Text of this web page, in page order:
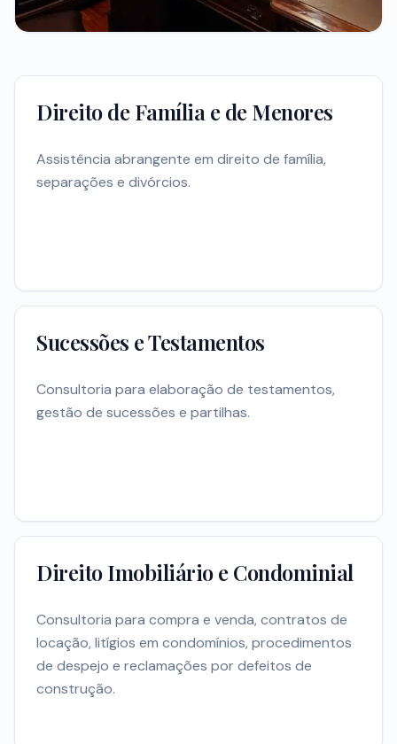
Direito de Família e de Menores
Assistência abrangente em direito de família,
separações e divórcios.
Sucessões e Testamentos
Consultoria para elaboração de testamentos,
gestão de sucessões e partilhas.
Direito Imobiliário e Condominial
Consultoria para compra e venda, contratos de
locação, litígios em condomínios, procedimentos
de despejo e reclamações por defeitos de
construção.